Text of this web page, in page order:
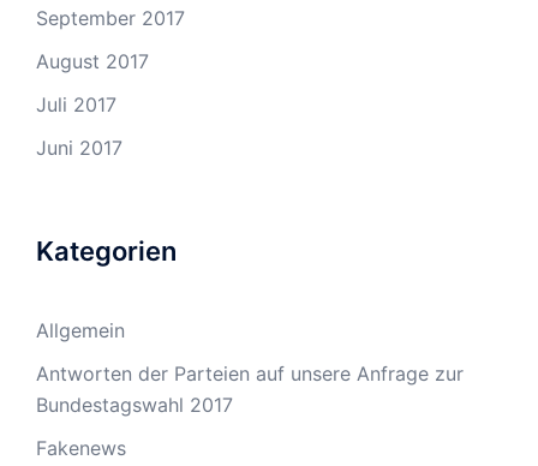
September 2017
August 2017
Juli 2017
Juni 2017
Kategorien
Allgemein
Antworten der Parteien auf unsere Anfrage zur
Bundestagswahl 2017
Fakenews